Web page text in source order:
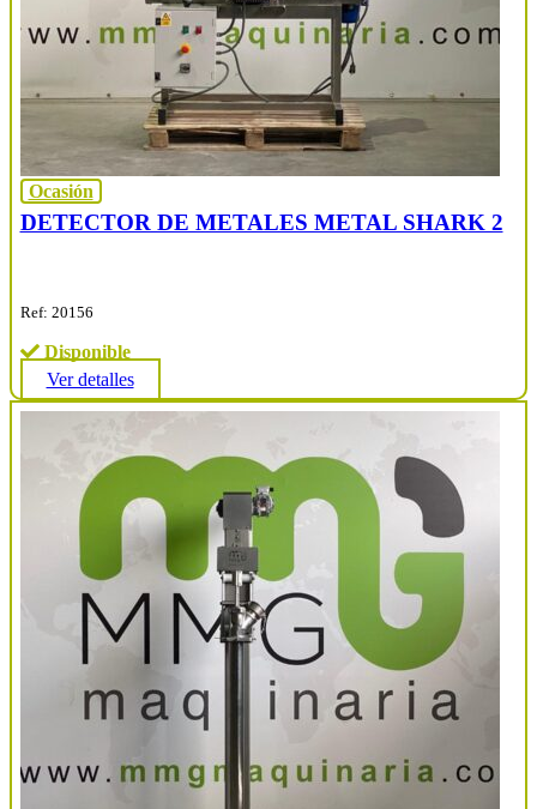
Ocasión
DETECTOR DE METALES METAL SHARK 2
Ref: 20156
Disponible
Ver detalles